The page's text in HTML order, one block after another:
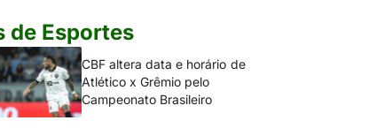
de Esportes
CBF altera data e horário de
Atlético x Grêmio pelo
Campeonato Brasileiro